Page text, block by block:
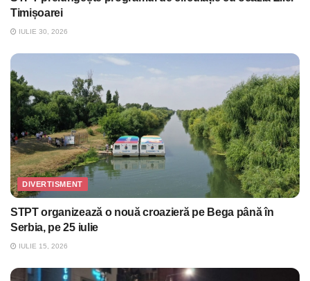
Timișoarei
IULIE 30, 2026
DIVERTISMENT
STPT organizează o nouă croazieră pe Bega până în
Serbia, pe 25 iulie
IULIE 15, 2026